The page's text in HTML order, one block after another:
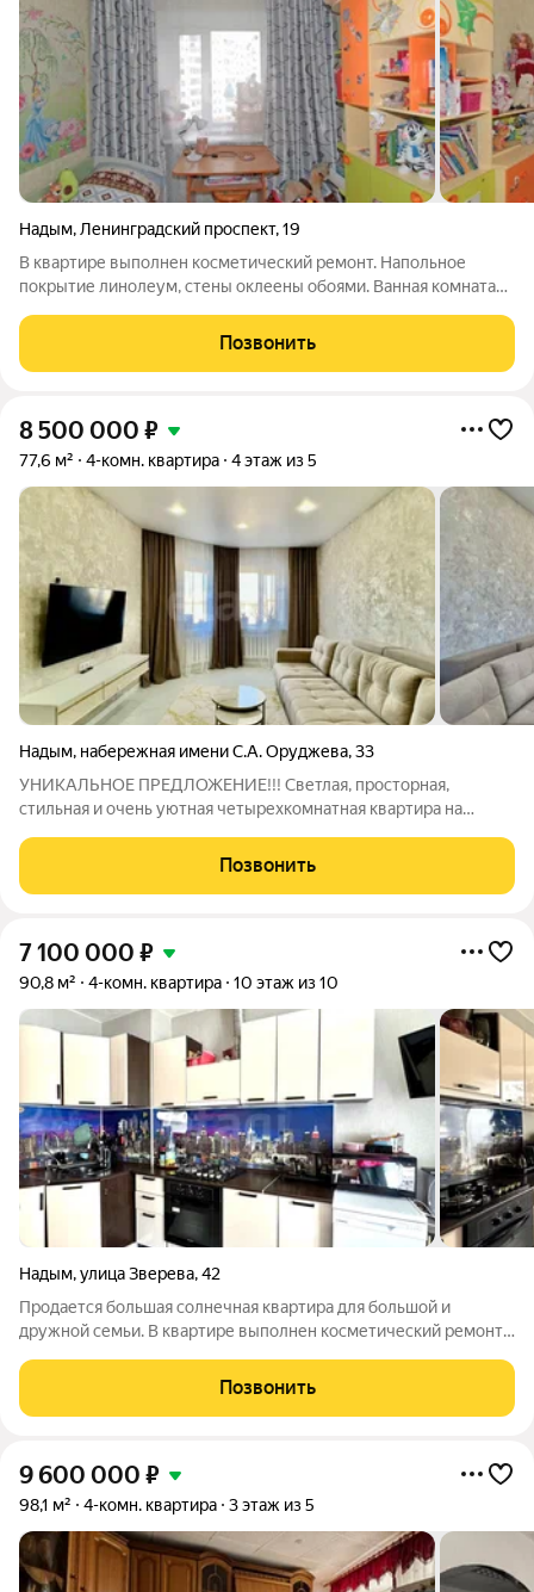
Надым, Ленинградский проспект,19
В квартире выполнен косметический ремонт. Напольное
покрытие линолеум, стены оклеены обоями. Ванная комната
квартире. Установлены счетчики водо-, электро-снабжения.
Межкомнатные двери заменены. В
Позвонить
8 500 000 ₽
77,6 м² 4-комн. квартира 4 этаж из 5
Надым, набережная имени С.А. Оруджева,33
УНИКАЛЬНОЕ ПРЕДЛОЖЕНИЕ!!! Светлая, просторная,
стильная и очень уютная четырехкомнатная квартира на
площадь, расположенного в самом центре города. Отмечу, что
по праздникам в квартире, если
Позвонить
7 100 000 ₽
90,8 м² 4-комн. квартира 10 этаж из 10
Надым,улица Зверева,42
Продается большая солнечная квартира для большой и
дружной семьи. В квартире выполнен косметический ремонт,
керамической плиткой, туалет и еще один санузел обшиты
пластиком, установлены счетчики
Позвонить
9 600 000 ₽
98,1 м² 4-комн. квартира 3 этаж из 5